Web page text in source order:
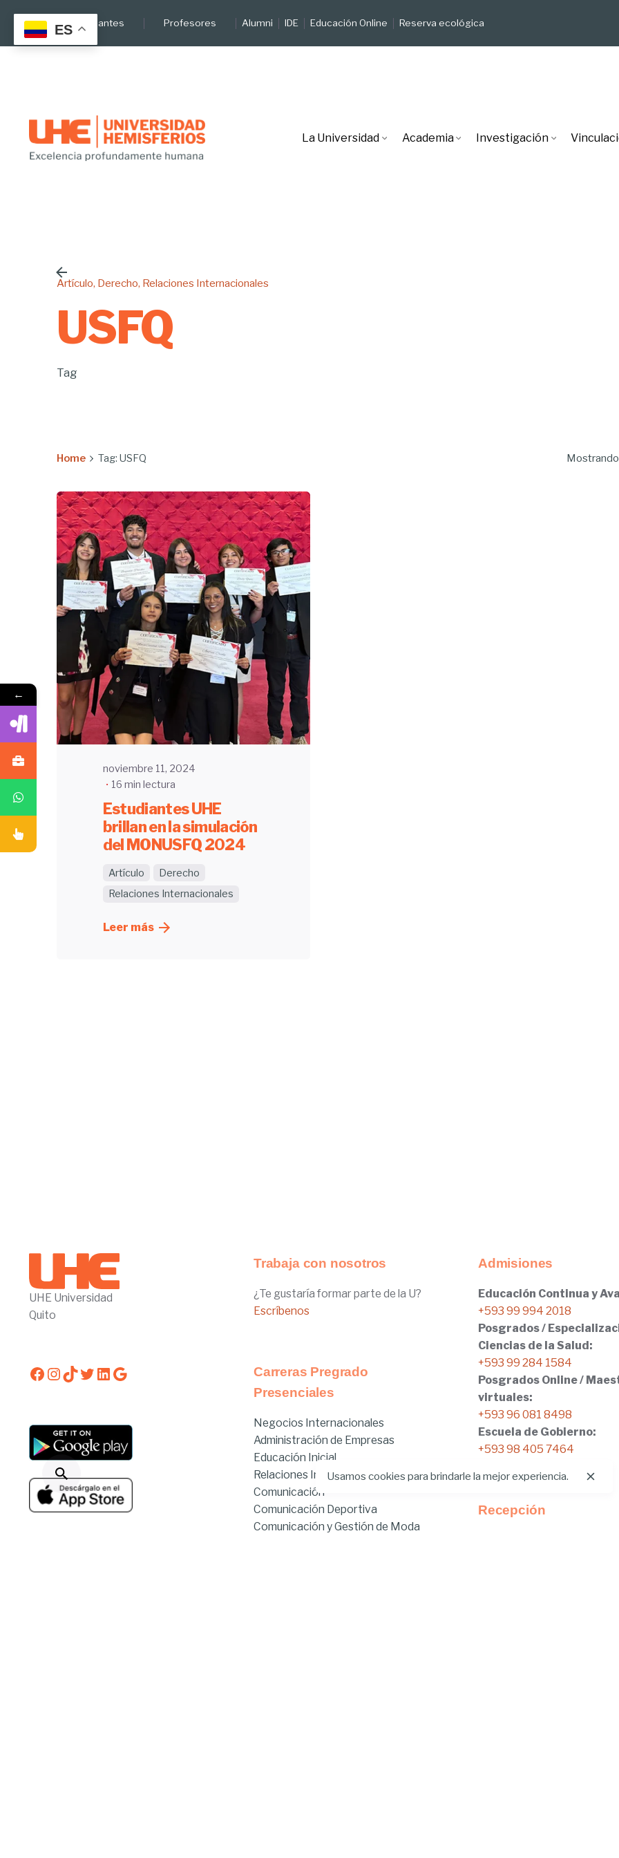
content
Estudiantes Profesores Alumni IDE Educación Online Reserva ecológica
La Universidad Academia Investigación
Artículo Derecho Relaciones Internacionales
USFQ
Tag
Home Tag: USFQ
Enviado por
UHE
noviembre 11, 2024
16 min lectura
Estudiantes UHE
brillan en la simulación
del MONUSFQ 2024
Artículo
Derecho
Relaciones Internacionales
Leer más
UHE Universidad
Quito
Facebook
Instagram
TikTok
Twitter
LinkedIn
Google
Trabaja con nosotros
¿Te gustaría formar parte de la U?
Escríbenos
Carreras Pregrado
Presenciales
Negocios Internacionales
Administración de Empresas
Educación Inicial
Relaciones Internacionales
Comunicación
Comunicación Deportiva
Comunicación y Gestión de Moda
Admisiones
Educación Continua y
+593 99 994 2018
Posgrados /
Ciencias de la Salud:
+593 99 284 1584
Posgrados Online /
virtuales:
+593 96 081 8498
Escuela de Gobierno:
+593 98 405 7464
Recepción
Usamos cookies para brindarle la mejor experiencia.
ES
←